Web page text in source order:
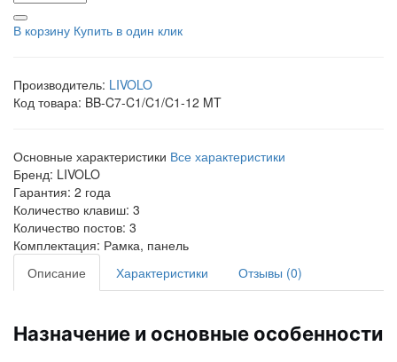
В корзину Купить в один клик
Производитель: LIVOLO
Код товара: BB-C7-C1/C1/C1-12 MT
Основные характеристики Все характеристики
Бренд: LIVOLO
Гарантия: 2 года
Количество клавиш: 3
Количество постов: 3
Комплектация: Рамка, панель
Описание
Характеристики Отзывы (0)
Назначение и основные особенности